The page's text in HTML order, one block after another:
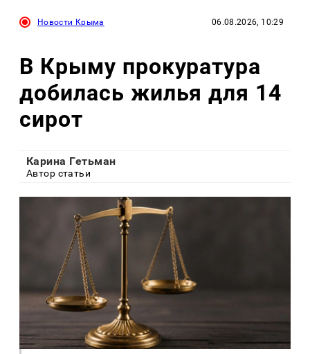
Новости Крыма 06.08.2026, 10:29
В Крыму прокуратура
добилась жилья для 14
сирот
Карина Гетьман
Автор статьи